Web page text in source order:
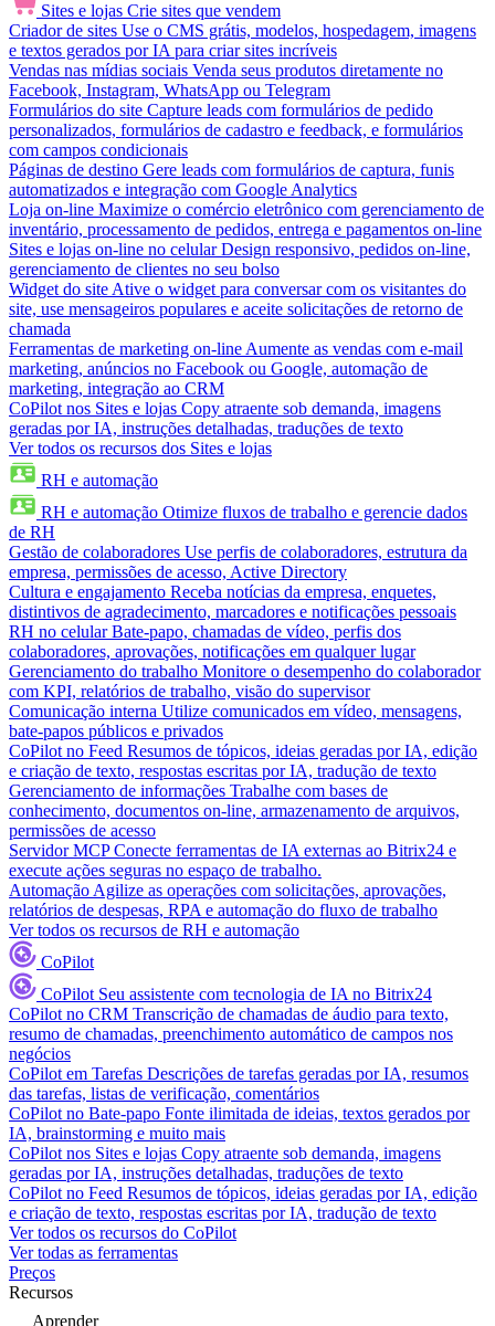
Sites e lojas Crie sites que vendem
Criador de sites Use o CMS grátis, modelos, hospedagem, imagens
e textos gerados por IA para criar sites incríveis
Vendas nas mídias sociais Venda seus produtos diretamente no
Facebook, Instagram, WhatsApp ou Telegram
Formulários do site Capture leads com formulários de pedido
personalizados, formulários de cadastro e feedback, e formulários
com campos condicionais
Páginas de destino Gere leads com formulários de captura, funis
automatizados e integração com Google Analytics
Loja on-line Maximize o comércio eletrônico com gerenciamento de
inventário, processamento de pedidos, entrega e pagamentos on-line
Sites e lojas on-line no celular Design responsivo, pedidos on-line,
gerenciamento de clientes no seu bolso
Widget do site Ative o widget para conversar com os visitantes do
site, use mensageiros populares e aceite solicitações de retorno de
chamada
Ferramentas de marketing on-line Aumente as vendas com e-mail
marketing, anúncios no Facebook ou Google, automação de
marketing, integração ao CRM
CoPilot nos Sites e lojas Copy atraente sob demanda, imagens
geradas por IA, instruções detalhadas, traduções de texto
Ver todos os recursos dos Sites e lojas
RH e automação
RH e automação Otimize fluxos de trabalho e gerencie dados
de RH
Gestão de colaboradores Use perfis de colaboradores, estrutura da
empresa, permissões de acesso, Active Directory
Cultura e engajamento Receba notícias da empresa, enquetes,
distintivos de agradecimento, marcadores e notificações pessoais
RH no celular Bate-papo, chamadas de vídeo, perfis dos
colaboradores, aprovações, notificações em qualquer lugar
Gerenciamento do trabalho Monitore o desempenho do colaborador
com KPI, relatórios de trabalho, visão do supervisor
Comunicação interna Utilize comunicados em vídeo, mensagens,
bate-papos públicos e privados
CoPilot no Feed Resumos de tópicos, ideias geradas por IA, edição
e criação de texto, respostas escritas por IA, tradução de texto
Gerenciamento de informações Trabalhe com bases de
conhecimento, documentos on-line, armazenamento de arquivos,
permissões de acesso
Servidor MCP Conecte ferramentas de IA externas ao Bitrix24 e
execute ações seguras no espaço de trabalho.
Automação Agilize as operações com solicitações, aprovações,
relatórios de despesas, RPA e automação do fluxo de trabalho
Ver todos os recursos de RH e automação
CoPilot
CoPilot Seu assistente com tecnologia de IA no Bitrix24
CoPilot no CRM Transcrição de chamadas de áudio para texto,
resumo de chamadas, preenchimento automático de campos nos
negócios
CoPilot em Tarefas Descrições de tarefas geradas por IA, resumos
das tarefas, listas de verificação, comentários
CoPilot no Bate-papo Fonte ilimitada de ideias, textos gerados por
IA, brainstorming e muito mais
CoPilot nos Sites e lojas Copy atraente sob demanda, imagens
geradas por IA, instruções detalhadas, traduções de texto
CoPilot no Feed Resumos de tópicos, ideias geradas por IA, edição
e criação de texto, respostas escritas por IA, tradução de texto
Ver todos os recursos do CoPilot
Ver todas as ferramentas
Preços
Recursos
Aprender